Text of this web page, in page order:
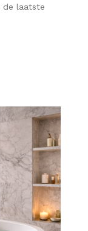
HELEMAAL
de laatste